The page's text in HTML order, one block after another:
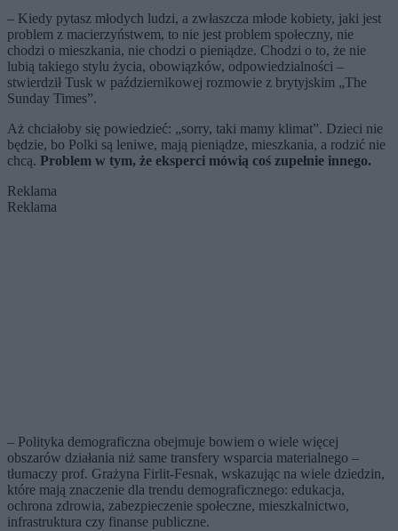
– Kiedy pytasz młodych ludzi, a zwłaszcza młode kobiety, jaki jest
problem z macierzyństwem, to nie jest problem społeczny, nie
chodzi o mieszkania, nie chodzi o pieniądze. Chodzi o to, że nie
lubią takiego stylu życia, obowiązków, odpowiedzialności –
stwierdził Tusk w październikowej rozmowie z brytyjskim „The
Sunday Times”.
Aż chciałoby się powiedzieć: „sorry, taki mamy klimat”. Dzieci nie
będzie, bo Polki są leniwe, mają pieniądze, mieszkania, a rodzić nie
chcą. Problem w tym, że eksperci mówią coś zupełnie innego.
Reklama
Reklama
– Polityka demograficzna obejmuje bowiem o wiele więcej
obszarów działania niż same transfery wsparcia materialnego –
tłumaczy prof. Grażyna Firlit-Fesnak, wskazując na wiele dziedzin,
które mają znaczenie dla trendu demograficznego: edukacja,
ochrona zdrowia, zabezpieczenie społeczne, mieszkalnictwo,
infrastruktura czy finanse publiczne.